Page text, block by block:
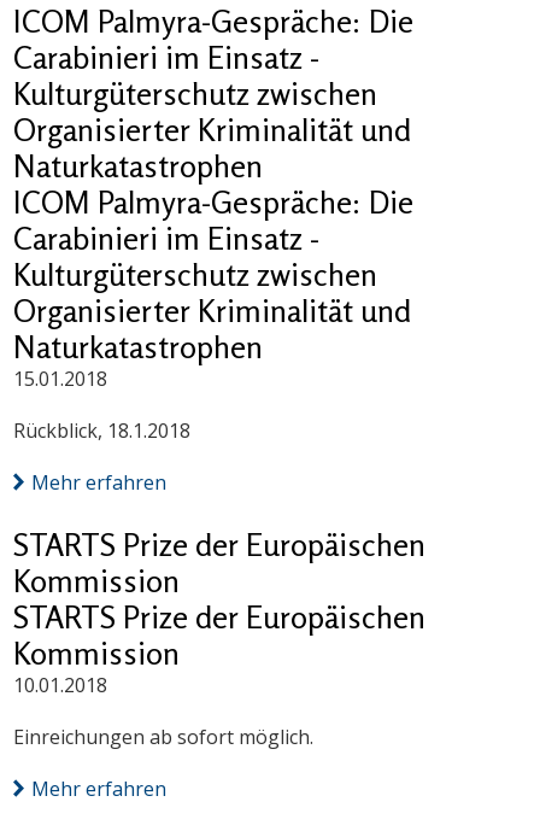
ICOM Palmyra-Gespräche: Die
Carabinieri im Einsatz -
Kulturgüterschutz zwischen
Organisierter Kriminalität und
Naturkatastrophen
ICOM Palmyra-Gespräche: Die
Carabinieri im Einsatz -
Kulturgüterschutz zwischen
Organisierter Kriminalität und
Naturkatastrophen
15.01.2018
Rückblick, 18.1.2018
Mehr erfahren
STARTS Prize der Europäischen
Kommission
STARTS Prize der Europäischen
Kommission
10.01.2018
Einreichungen ab sofort möglich.
Mehr erfahren